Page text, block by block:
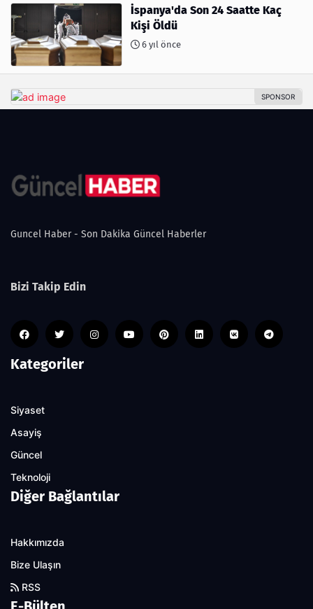
İspanya'da Son 24 Saatte Kaç
Kişi Öldü
6 yıl önce
Guncel Haber - Son Dakika Güncel Haberler
Bizi Takip Edin
Kategoriler
Siyaset
Asayiş
Güncel
Teknoloji
Diğer Bağlantılar
Hakkımızda
Bize Ulaşın
RSS